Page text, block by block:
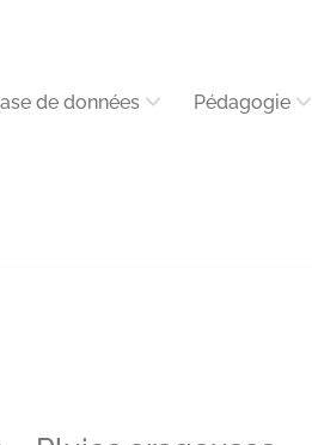
de données Pédagogie